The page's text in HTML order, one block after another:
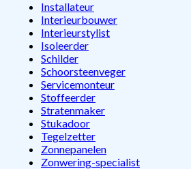
Installateur
Interieurbouwer
Interieurstylist
Isoleerder
Schilder
Schoorsteenveger
Servicemonteur
Stoffeerder
Stratenmaker
Stukadoor
Tegelzetter
Zonnepanelen
Zonwering-specialist